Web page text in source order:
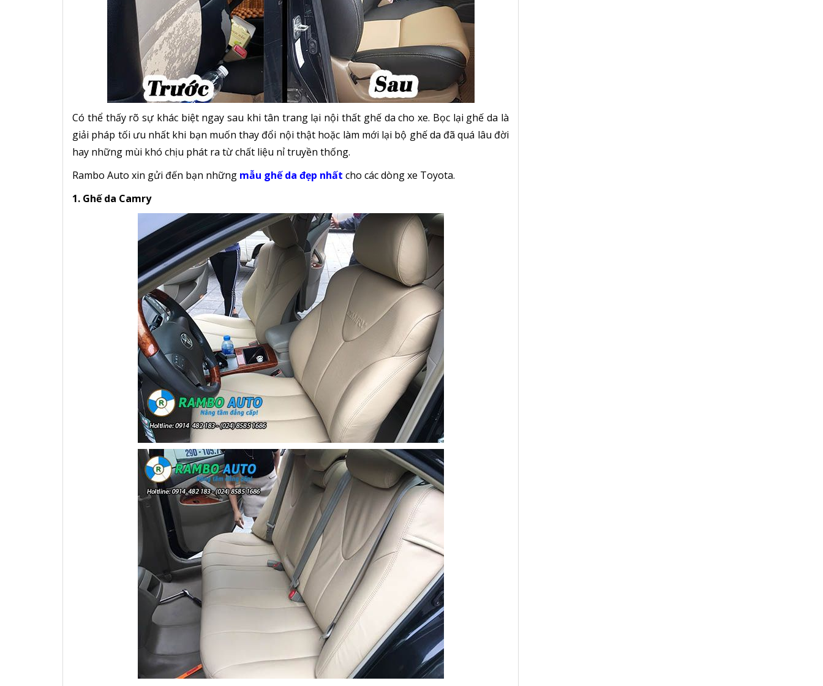
Có thể thấy rõ sự khác biệt ngay sau khi tân trang lại nội thất ghế da cho xe. Bọc lại ghế da là
giải pháp tối ưu nhất khi bạn muốn thay đổi nội thật hoặc làm mới lại bộ ghế da đã quá lâu đời
hay những mùi khó chịu phát ra từ chất liệu nỉ truyền thống.
Rambo Auto xin gửi đến bạn những mẫu ghế da đẹp nhất cho các dòng xe Toyota.
1. Ghế da Camry